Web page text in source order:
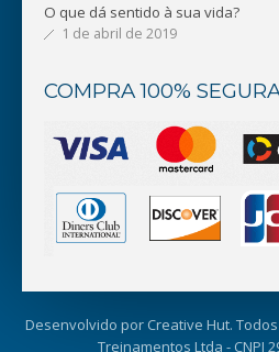
O que dá sentido à sua vida?
1 de abril de 2019
COMPRA 100%
Desenvolvido por Creative Hut.
Treinamentos Ltda - CNPJ